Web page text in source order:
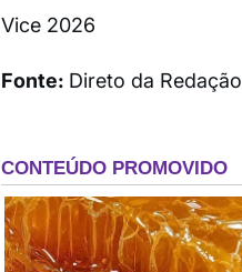
Vice 2026
Fonte: Direto da Redação